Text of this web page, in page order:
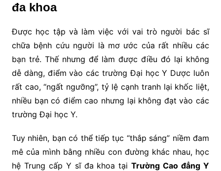
đa khoa
Được học tập và làm việc với vai trò người bác sĩ
chữa bệnh cứu người là mơ ước của rất nhiều các
bạn trẻ. Thế nhưng để làm được điều đó lại không
dễ dàng, điểm vào các trường Đại học Y Dược luôn
rất cao, “ngất ngưỡng”, tỷ lệ cạnh tranh lại khốc liệt,
nhiều bạn có điểm cao nhưng lại không đạt vào các
trường Đại học Y.
Tuy nhiên, bạn có thể tiếp tục “thắp sáng” niềm đam
mê của mình bằng nhiều con đường khác nhau, học
hệ Trung cấp Y sĩ đa khoa tạiTrường Cao đẳng Y